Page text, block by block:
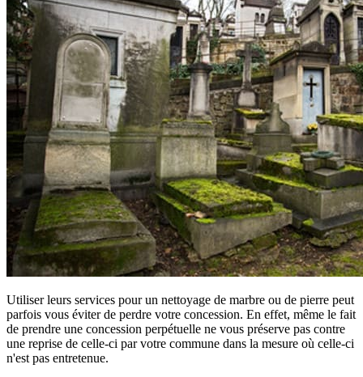
Utiliser leurs services pour un nettoyage de marbre ou de pierre peut
parfois vous éviter de perdre votre concession. En effet, même le fait
de prendre une concession perpétuelle ne vous préserve pas contre
une reprise de celle-ci par votre commune dans la mesure où celle-ci
n'est pas entretenue.